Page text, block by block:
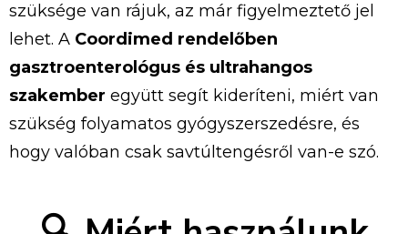
szüksége van rájuk, az már figyelmeztető jel
lehet. A Coordimed rendelőben
gasztroenterológus és ultrahangos
szakember együtt segít kideríteni, miért van
szükség folyamatos gyógyszerszedésre, és
hogy valóban csak savtúltengésről van-e szó.